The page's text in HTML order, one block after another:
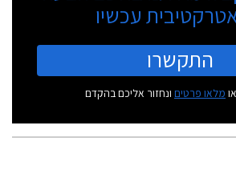
עכשיו
התקשרו
מלאו פרטים ונחזור אליכם בהקדם